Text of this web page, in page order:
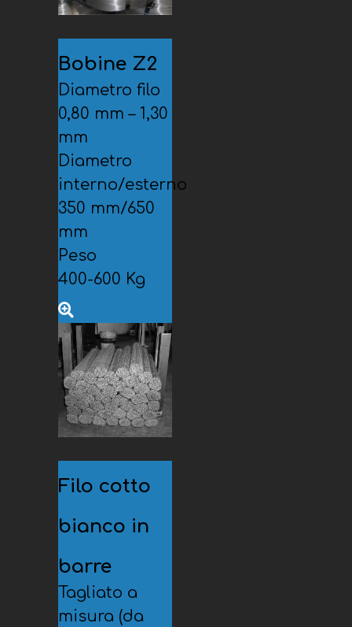
Bobine Z2
Diametro filo
0,80 mm – 1,30
mm
Diametro
interno/esterno
350 mm/650
mm
Peso
400-600 Kg
Filo cotto
bianco in
barre
Tagliato a
misura (da